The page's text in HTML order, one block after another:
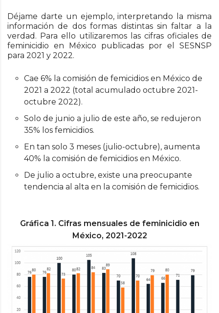
Déjame darte un ejemplo, interpretando la misma
información de dos formas distintas sin faltar a la
verdad. Para ello utilizaremos las cifras oficiales de
feminicidio en México publicadas por el SESNSP
para 2021 y 2022.
Cae 6% la comisión de femicidios en México de
2021 a 2022 (total acumulado octubre 2021-
octubre 2022).
Solo de junio a julio de este año, se redujeron
35% los femicidios.
En tan solo 3 meses (julio-octubre), aumenta
40% la comisión de femicidios en México.
De julio a octubre, existe una preocupante
tendencia al alta en la comisión de femicidios.
Gráfica 1 . Cifras mensuales de feminicidio en
México, 2021-2022